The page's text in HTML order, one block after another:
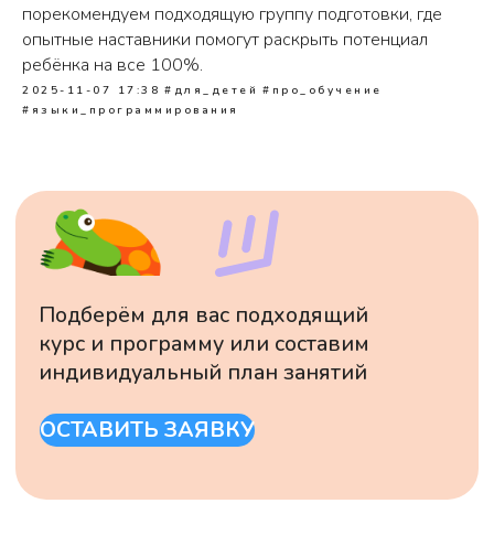
порекомендуем подходящую группу подготовки, где
опытные наставники помогут раскрыть потенциал
ребёнка на все 100%.
2025-11-07 17:38 #для_детей #про_обучение
#языки_программирования
Сертификаты
Политика конфиденциальности
2026
Школа программирования